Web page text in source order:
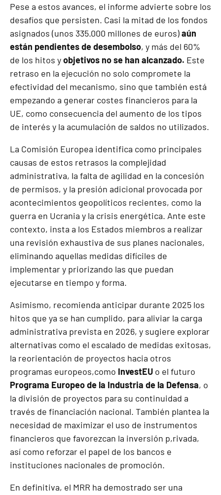
Pese a estos avances, el informe advierte sobre los
desafíos que persisten. Casi la mitad de los fondos
asignados (unos 335.000 millones de euros)aún
están pendientes de desembolso, y más del 60%
de los hitos yobjetivos no se han alcanzado. Este
retraso en la ejecución no solo compromete la
efectividad del mecanismo, sino que también está
empezando a generar costes financieros para la
UE, como consecuencia del aumento de los tipos
de interés y la acumulación de saldos no utilizados.
La Comisión Europea identifica como principales
causas de estos retrasos la complejidad
administrativa, la falta de agilidad en la concesión
de permisos, y la presión adicional provocada por
acontecimientos geopolíticos recientes, como la
guerra en Ucrania y la crisis energética. Ante este
contexto, insta a los Estados miembros a realizar
una revisión exhaustiva de sus planes nacionales,
eliminando aquellas medidas difíciles de
implementar y priorizando las que puedan
ejecutarse en tiempo y forma.
Asimismo, recomienda anticipar durante 2025 los
hitos que ya se han cumplido, para aliviar la carga
administrativa prevista en 2026, y sugiere explorar
alternativas como el escalado de medidas exitosas,
la reorientación de proyectos hacia otros
programas europeos,como InvestEU o el futuro
Programa Europeo de la Industria de la Defensa, o
la división de proyectos para su continuidad a
través de financiación nacional. También plantea la
necesidad de maximizar el uso de instrumentos
financieros que favorezcan la inversión p,rivada,
así como reforzar el papel de los bancos e
instituciones nacionales de promoción.
En definitiva, el MRR ha demostrado ser una